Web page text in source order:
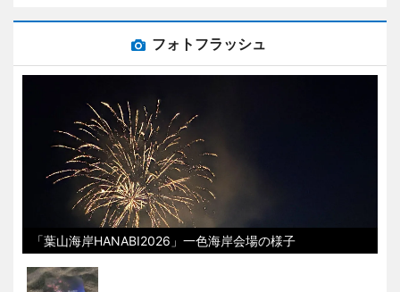
フォトフラッシュ
「葉山海岸HANABI2026」一色海岸会場の様子